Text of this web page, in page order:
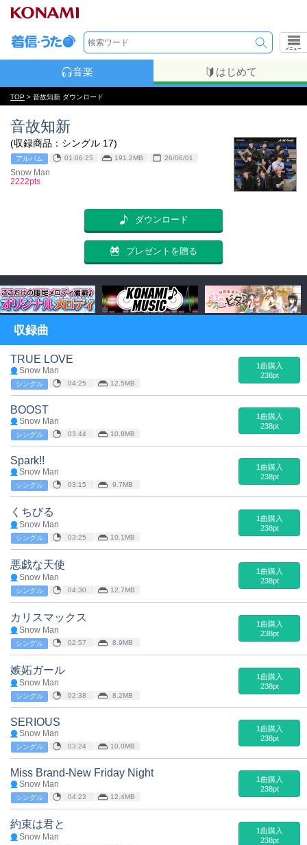
メニュー
音楽 はじめて
TOP > 音故知新 ダウンロード
音故知新
(収録商品：シングル 17)
アルバム 01:06:25 191.2MB 26/06/01
Snow Man
2222pts
ダウンロード
プレゼントを贈る
収録曲
TRUE LOVE
Snow Man
シングル 04:25 12.5MB
1曲購入
238pt
BOOST
Snow Man
シングル 03:44 10.8MB
1曲購入
238pt
Spark!!
Snow Man
シングル 03:15 9.7MB
1曲購入
238pt
くちびる
Snow Man
シングル 03:25 10.1MB
1曲購入
238pt
悪戯な天使
Snow Man
シングル 04:30 12.7MB
1曲購入
238pt
カリスマックス
Snow Man
シングル 02:57 8.9MB
1曲購入
238pt
嫉妬ガール
Snow Man
シングル 02:38 8.2MB
1曲購入
238pt
SERIOUS
Snow Man
シングル 03:24 10.0MB
1曲購入
238pt
Miss Brand-New Friday Night
Snow Man
シングル 04:23 12.4MB
1曲購入
238pt
約束は君と
Snow Man
1曲購入
238pt